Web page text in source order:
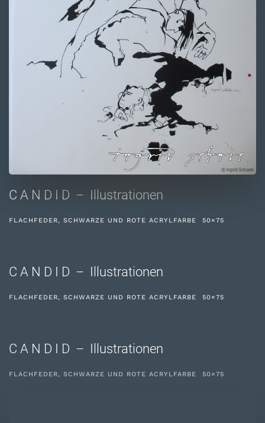
C A N D I D – Illustrationen
FLACHFEDER, SCHWARZE UND ROTE ACRYLFARBE 50×75
C A N D I D – Illustrationen
FLACHFEDER, SCHWARZE UND ROTE ACRYLFARBE 50×75
C A N D I D – Illustrationen
FLACHFEDER, SCHWARZE UND ROTE ACRYLFARBE 50×75